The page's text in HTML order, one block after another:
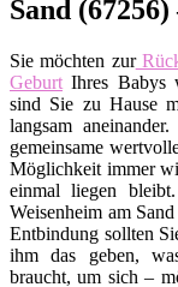
Sand
Sie möchten zur
Geburt Ihres Babys
sind Sie zu Hause
langsam
gemeinsame
Möglichkeit immer
einmal liegen
Weisenheim am
Entbindung sollten
ihm das geben,
braucht, um sich –